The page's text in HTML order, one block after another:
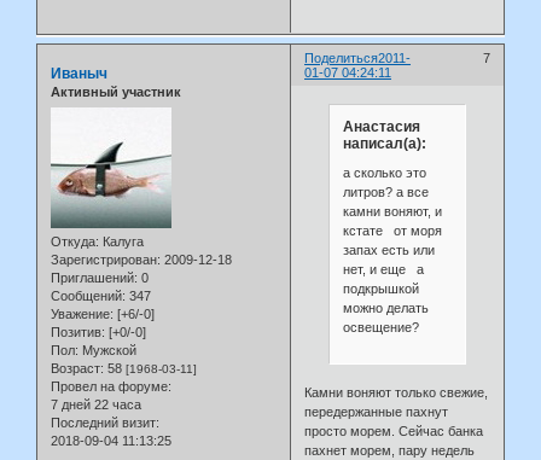
Поделиться 7
2011-
01-07 04:24:11
Иваныч
Активный участник
Откуда: Калуга
Зарегистрирован: 2009-12-18
Приглашений: 0
Сообщений: 347
Уважение: [+6/-0]
Позитив: [+0/-0]
Пол: Мужской
Возраст: 58 [1968-03-11]
Провел на форуме:
7 дней 22 часа
Последний визит:
2018-09-04 11:13:25
Анастасия
написал(а):
а сколько это
литров? а все
камни воняют, и
кстате от моря
запах есть или
нет, и еще а
подкрышкой
можно делать
освещение?
Камни воняют только свежие,
передержанные пахнут
просто морем. Сейчас банка
пахнет морем, пару недель